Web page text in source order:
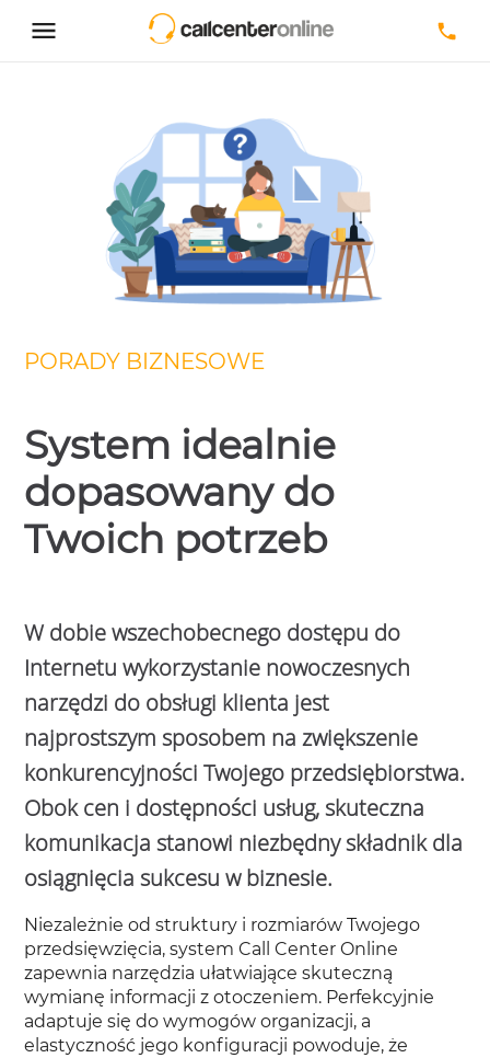
PORADY BIZNESOWE
System idealnie
dopasowany do
Twoich potrzeb
W dobie wszechobecnego dostępu do
Internetu wykorzystanie nowoczesnych
narzędzi do obsługi klienta jest
najprostszym sposobem na zwiększenie
konkurencyjności Twojego przedsiębiorstwa.
Obok cen i dostępności usług, skuteczna
komunikacja stanowi niezbędny składnik dla
osiągnięcia sukcesu w biznesie.
Niezależnie od struktury i rozmiarów Twojego
przedsięwzięcia, system Call Center Online
zapewnia narzędzia ułatwiające skuteczną
wymianę informacji z otoczeniem. Perfekcyjnie
adaptuje się do wymogów organizacji, a
elastyczność jego konfiguracji powoduje, że